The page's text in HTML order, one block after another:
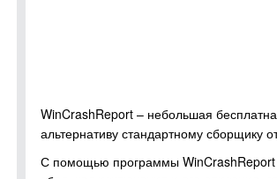
WinCrashReport – небольшая
альтернативу стандартному сборщику
С помощью программы WinCrashReport